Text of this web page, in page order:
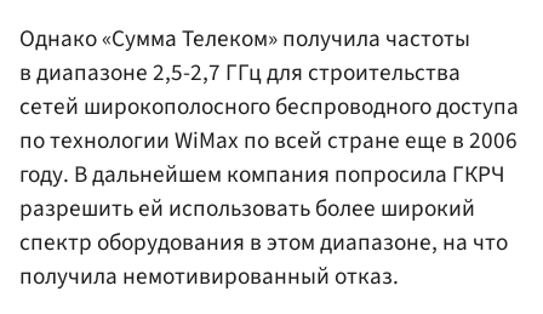
Однако «Сумма Телеком» получила частоты
в диапазоне 2,5-2,7 ГГц для строительства
сетей широкополосного беспроводного доступа
по технологии WiMax по всей стране еще в 2006
году. В дальнейшем компания попросила ГКРЧ
разрешить ей использовать более широкий
спектр оборудования в этом диапазоне, на что
получила немотивированный отказ.